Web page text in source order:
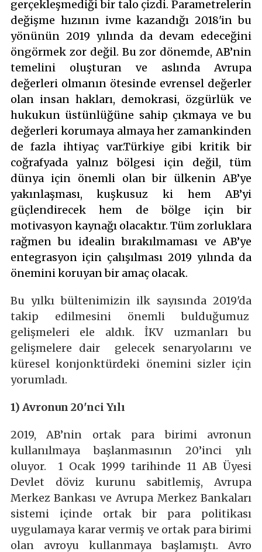
gerçekleşmediği bir talo çizdi. Parametrelerin
değişme hızının ivme kazandığı 2018'in bu
yönünün 2019 yılında da devam edeceğini
öngörmek zor değil. Bu zor dönemde, AB’nin
temelini oluşturan ve aslında Avrupa
değerleri olmanın ötesinde evrensel değerler
olan insan hakları, demokrasi, özgürlük ve
hukukun üstünlüğüne sahip çıkmaya ve bu
değerleri korumaya almaya her zamankinden
de fazla ihtiyaç var.Türkiye gibi kritik bir
coğrafyada yalnız bölgesi için değil, tüm
dünya için önemli olan bir ülkenin AB’ye
yakınlaşması, kuşkusuz ki hem AB’yi
güçlendirecek hem de bölge için bir
motivasyon kaynağı olacaktır. Tüm zorluklara
rağmen bu idealin bırakılmaması ve AB’ye
entegrasyon için çalışılması 2019 yılında da
önemini koruyan bir amaç olacak.
Bu yılkı bültenimizin ilk sayısında 2019'da
takip edilmesini önemli bulduğumuz
gelişmeleri ele aldık. İKV uzmanları bu
gelişmelere dair gelecek senaryolarını ve
küresel konjonktürdeki önemini sizler için
yorumladı.
1) Avronun 20'nci Yılı
2019, AB’nin ortak para birimi avronun
kullanılmaya başlanmasının 20’inci yılı
oluyor. 1 Ocak 1999 tarihinde 11 AB Üyesi
Devlet döviz kurunu sabitlemiş, Avrupa
Merkez Bankası ve Avrupa Merkez Bankaları
sistemi içinde ortak bir para politikası
uygulamaya karar vermiş ve ortak para birimi
olan avroyu kullanmaya başlamıştı. Avro